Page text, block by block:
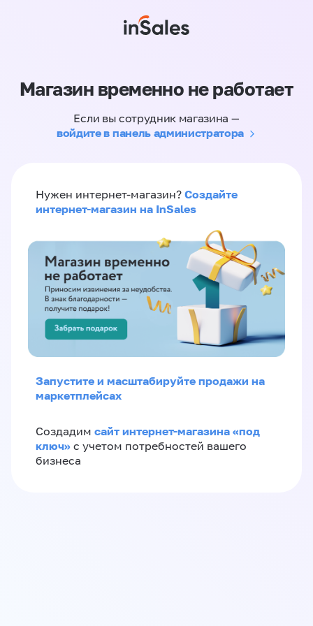
Магазин временно не работает
Если вы сотрудник магазина —
войдите в панель администратора
Нужен интернет-магазин? Создайте
интернет-магазин на InSales
Запустите и масштабируйте продажи на
маркетплейсах
Создадим сайт интернет-магазина «под
ключ» с учетом потребностей вашего
бизнеса